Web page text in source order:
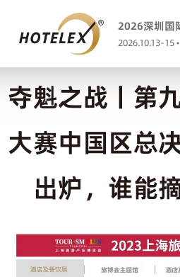
2026深圳国
2026.10.13-15
夺魁之战丨第
大赛中国区总
出炉，谁能